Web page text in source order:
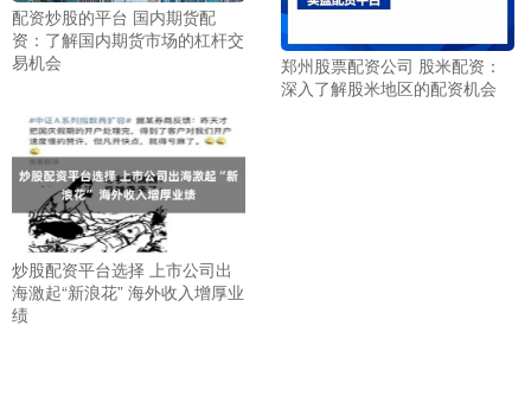
配资炒股的平台 国内期货配
资：了解国内期货市场的杠杆交
易机会
郑州股票配资公司 股米配资：
深入了解股米地区的配资机会
炒股配资平台选择 上市公司出
海激起“新浪花” 海外收入增厚业
绩